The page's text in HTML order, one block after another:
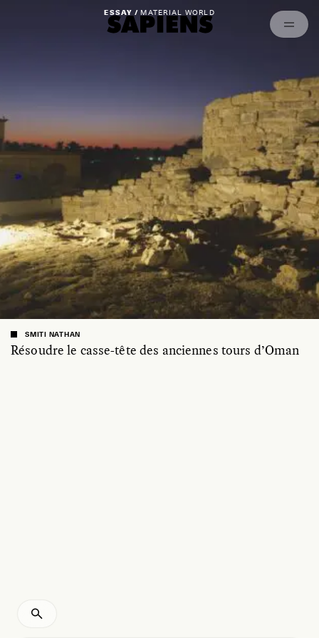
ESSAY / MATERIAL WORLD
Résoudre le casse-tête des anciennes tours d’Oman
SMITI NATHAN